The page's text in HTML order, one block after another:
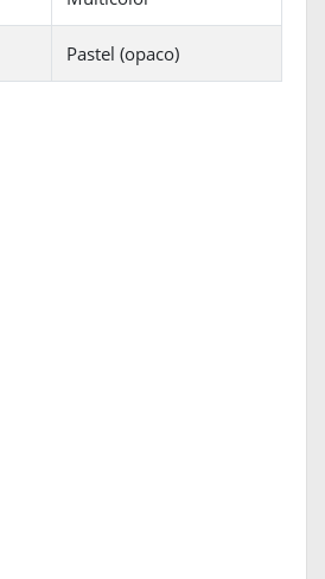
Pastel (opaco)